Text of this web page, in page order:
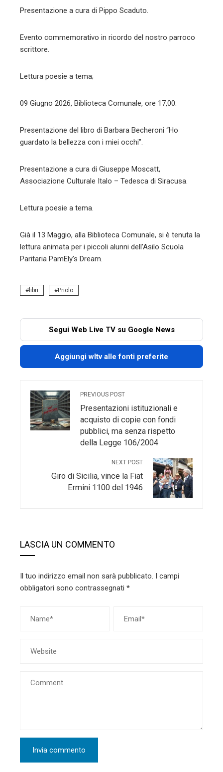
Presentazione a cura di Pippo Scaduto.
Evento commemorativo in ricordo del nostro parroco
scrittore.
Lettura poesie a tema;
09 Giugno 2026, Biblioteca Comunale, ore 17,00:
Presentazione del libro di Barbara Becheroni “Ho
guardato la bellezza con i miei occhi”.
Presentazione a cura di Giuseppe Moscatt,
Associazione Culturale Italo – Tedesca di Siracusa.
Lettura poesie a tema.
Già il 13 Maggio, alla Biblioteca Comunale, si è tenuta la
lettura animata per i piccoli alunni dell’Asilo Scuola
Paritaria PamEly’s Dream.
libri Priolo
Segui Web Live TV su Google News
Aggiungi wltv alle fonti preferite
PREVIOUS POST
Presentazioni istituzionali e
acquisto di copie con fondi
pubblici, ma senza rispetto
della Legge 106/2004
NEXT POST
Giro di Sicilia, vince la Fiat
Ermini 1100 del 1946
LASCIA UN COMMENTO
Il tuo indirizzo email non sarà pubblicato. I campi
obbligatori sono contrassegnati *